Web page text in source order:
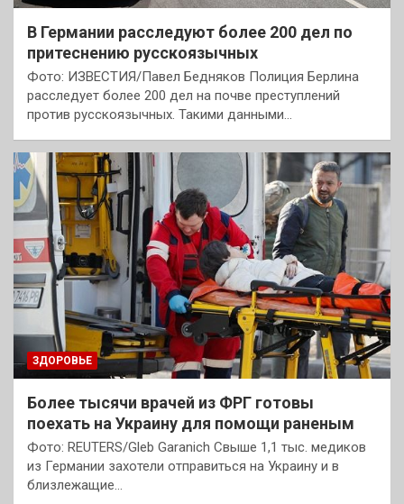
В Германии расследуют более 200 дел по
притеснению русскоязычных
Фото: ИЗВЕСТИЯ/Павел Бедняков Полиция Берлина
расследует более 200 дел на почве преступлений
против русскоязычных. Такими данными…
ЗДОРОВЬЕ
Более тысячи врачей из ФРГ готовы
поехать на Украину для помощи раненым
Фото: REUTERS/Gleb Garanich Свыше 1,1 тыс. медиков
из Германии захотели отправиться на Украину и в
близлежащие…